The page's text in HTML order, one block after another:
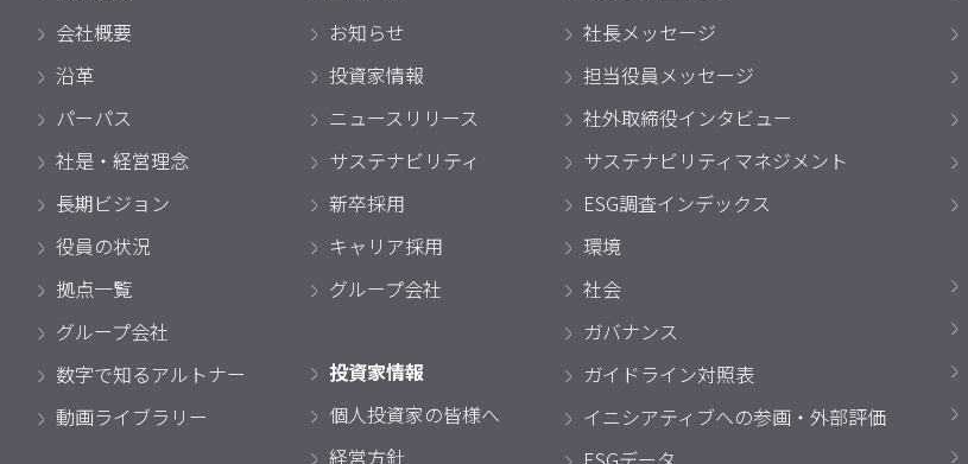
会社概要
沿革
パーパス
社是・経営理念
長期ビジョン
役員の状況
拠点一覧
グループ会社
数字で知るアルトナー
動画ライブラリー
お知らせ
投資家情報
ニュースリリース
サステナビリティ
新卒採用
キャリア採用
グループ会社
投資家情報
個人投資家の皆様へ
経営方針
社長メッセージ
担当役員メッセージ
社外取締役インタビュー
サステナビリティマネジメント
ESG調査インデックス
環境
社会
ガバナンス
ガイドライン対照表
イニシアティブへの参画・外部評価